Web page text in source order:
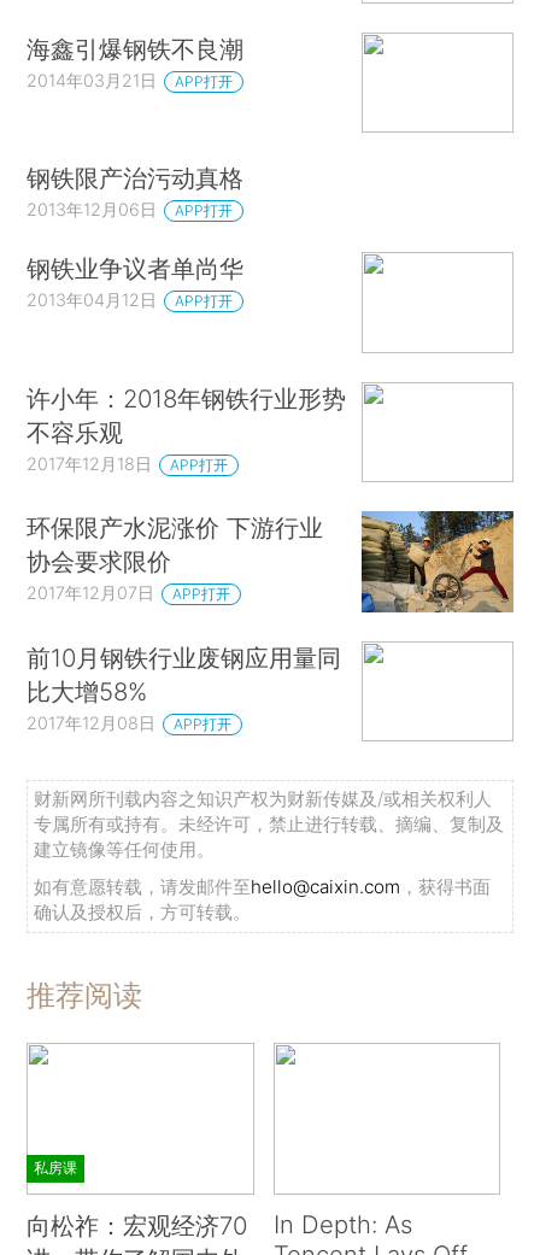
海鑫引爆钢铁不良潮
2014年03月21日 APP打开
钢铁限产治污动真格
2013年12月06日 APP打开
钢铁业争议者单尚华
2013年04月12日 APP打开
许小年：2018年钢铁行业形势
不容乐观
2017年12月18日 APP打开
环保限产水泥涨价 下游行业
协会要求限价
2017年12月07日 APP打开
前10月钢铁行业废钢应用量同
比大增58%
2017年12月08日 APP打开
财新网所刊载内容之知识产权为财新传媒及/或相关权利人
专属所有或持有。未经许可，禁止进行转载、摘编、复制及
建立镜像等任何使用。
如有意愿转载，请发邮件至hello@caixin.com ，获得书面
确认及授权后，方可转载。
推荐阅读
私房课
向松祚：宏观经济70
In Depth: As